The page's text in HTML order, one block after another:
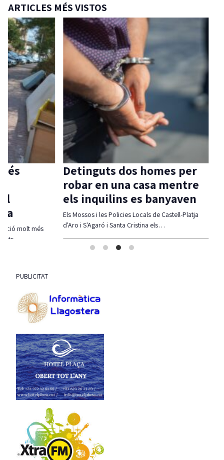
ARTICLES MÉS VISTOS
més
Detinguts dos homes per
robar en una casa mentre
els inquilins es banyaven
Els Mossos i les Policies Locals de Castell-Platja
d'Aro i S'Agaró i Santa Cristina els…
per
La moció
PUBLICITAT